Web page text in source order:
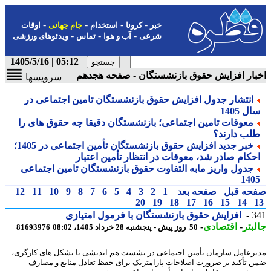
-کرونا-استخدام- جام جهانی-اوقات
شرعی-آب و هوا-تماس-ویدئوهای ورزشی
05:12 | 1405/5/16
افزایش حقوق بازنشستگان - صفحه هجدهم
سرویسها
انتشار جدول افزایش حقوق بازنشستگان تامین اجتماعی در
1405
معوقات تامین اجتماعی؛ بازنشستگان دقیقا چه حقوق های را
دارند؟
خبر جدید افزایش حقوق بازنشستگان تأمین اجتماعی در 1405؛
صادر شد، معوقات در انتظار تأمین اعتبار
جدول واریز مابه التفاوت حقوق بازنشستگان تامین اجتماعی
قبل صفحه بعد 1
2
3
4
5
6
7
8
9
10
11
12
14
15
16
17
18
19
20
افزایش حقوق بازنشستگان با فرمول امتیازی
-اقتصادی-50 روز پیش - پنجشنبه 28 خرداد 1405، 08:02 81693976
سازمان تأمین اجتماعی در نشست هم اندیشی با تشکل های کارگری،
تأکید بر ضرورت اصلاحات پارامتریک برای حفظ تعادل منابع و مصارف